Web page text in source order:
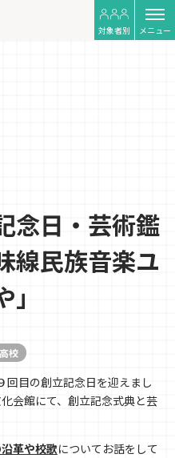
対象者別 メニュー
念日・芸術鑑
線民族音楽ユ
校
回目の創立記念日を迎えまし
会館にて、創立記念式典と芸
革や校歌についてお話をして